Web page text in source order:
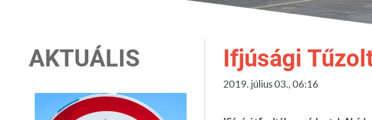
AKTUÁLIS Ifjúsági
2019. július 03., 06:16